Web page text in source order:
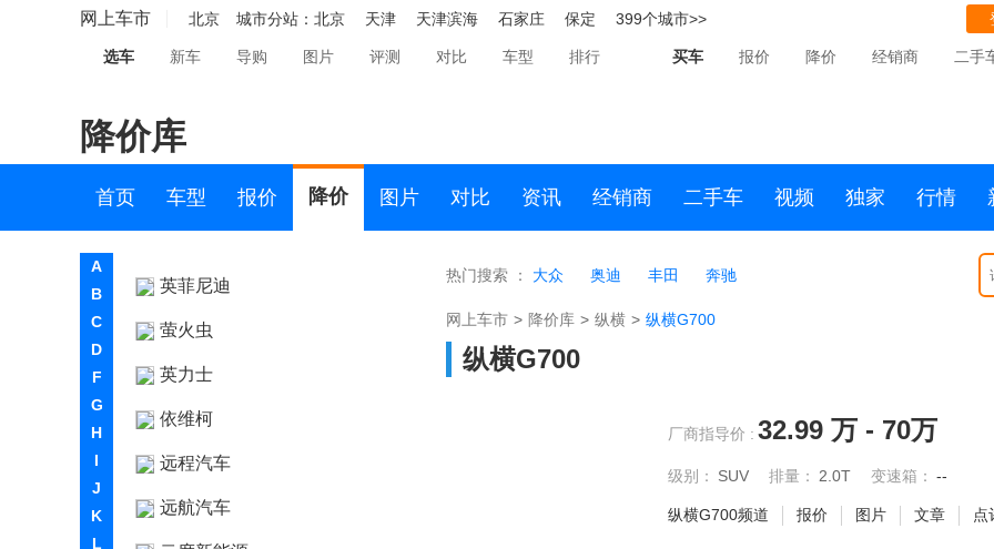
网上车市 北京 城市分站： 北京 天津 天津滨海 石家庄 保定 399个城市>>
选车 新车 导购 图片 评测 对比 车型 排行 买车 报价 降价 经销商 二手
降价库
首页 车型 报价 降价 图片 对比 资讯 经销商 二手车 视频 独家 行情
A
B
C
D
F
G
H
I
J
K
L
雪佛兰
雪铁龙
仰望
烨
英菲尼迪
萤火虫
英力士
依维柯
远程汽车
远航汽车
热门搜索 ： 大众 奥迪 丰田 奔驰
网上车市 > 降价库 > 纵横 > 纵横G700
纵横G700
厂商指导价 : 32.99 万 - 70万
级别： SUV 排量： 2.0T 变速箱： --
纵横G700频道 报价 图片 文章 点